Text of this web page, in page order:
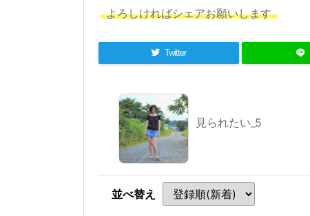
よろしければシェアお願いします
Twitter
見られたい_5
並べ替え